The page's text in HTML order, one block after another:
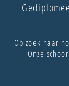
Op zoek naar
Onze